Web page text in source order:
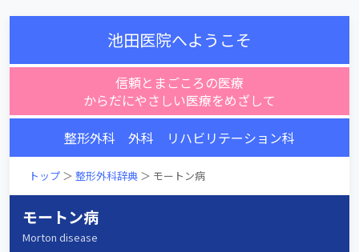
池田医院へようこそ
信頼とまごころの医療
からだにやさしい医療をめざして
整形外科 外科 リハビリテーション科
トップ ＞ 整形外科辞典 ＞ モートン病
モートン病
Morton disease